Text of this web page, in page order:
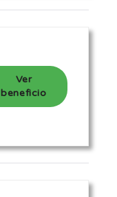
Ver
beneficio